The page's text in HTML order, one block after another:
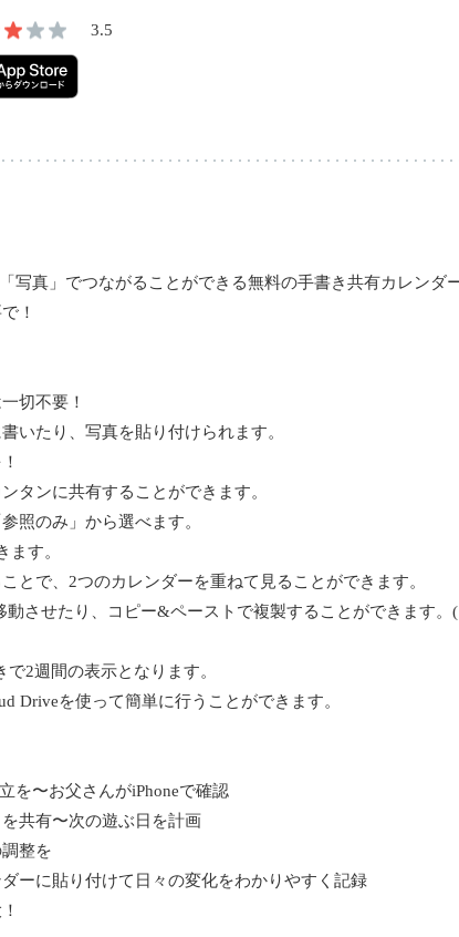
3.5
写真」でつながることができる無料の手書き共有カレンダ
！
切不要！
いたり、写真を貼り付けられます。
タンに共有することができます。
照のみ」から選べます。
ます。
とで、2つのカレンダーを重ねて見ることができます。
動させたり、コピー&ペーストで複製することができます。(
で2週間の表示となります。
Driveを使って簡単に行うことができます。
を〜お父さんがiPhoneで確認
共有〜次の遊ぶ日を計画
整を
ーに貼り付けて日々の変化をわかりやすく記録